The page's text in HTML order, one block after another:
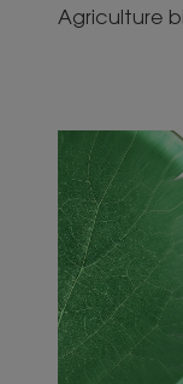
Agriculture